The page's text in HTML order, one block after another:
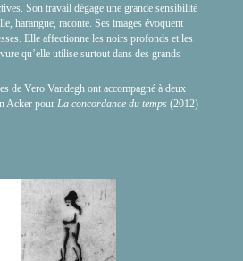
Son travail dégage une grande sensibilité
harangue, raconte. Ses images évoquent
Elle affectionne les noirs profonds et les
qu’elle utilise surtout dans des grands
de Vero Vandegh ont accompagné à deux
Acker pour La concordance du temps (2012)